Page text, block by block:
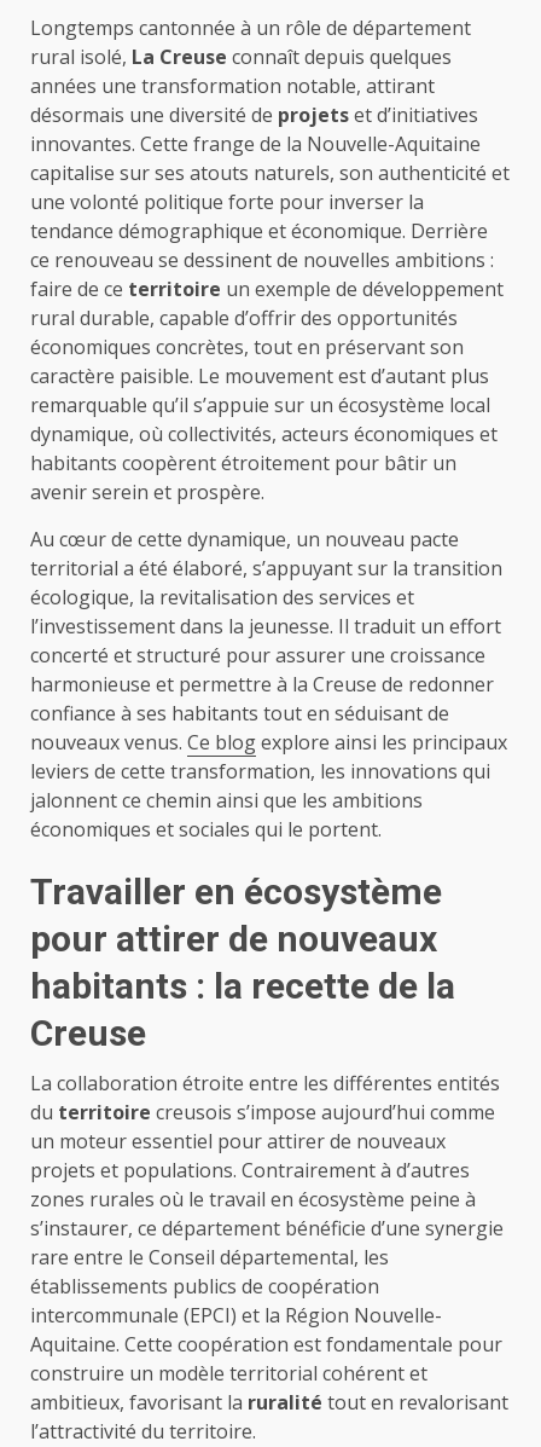
Longtemps cantonnée à un rôle de département
rural isolé, La Creuse connaît depuis quelques
années une transformation notable, attirant
désormais une diversité de projetset d’initiatives
innovantes. Cette frange de la Nouvelle-Aquitaine
capitalise sur ses atouts naturels, son authenticité et
une volonté politique forte pour inverser la
tendance démographique et économique. Derrière
ce renouveau se dessinent de nouvelles ambitions :
faire de ce territoire un exemple de développement
rural durable, capable d’offrir des opportunités
économiques concrètes, tout en préservant son
caractère paisible. Le mouvement est d’autant plus
remarquable qu’il s’appuie sur un écosystème local
dynamique, où collectivités, acteurs économiques et
habitants coopèrent étroitement pour bâtir un
avenir serein et prospère.
Au cœur de cette dynamique, un nouveau pacte
territorial a été élaboré, s’appuyant sur la transition
écologique, la revitalisation des services et
l’investissement dans la jeunesse. Il traduit un effort
concerté et structuré pour assurer une croissance
harmonieuse et permettre à la Creuse de redonner
confiance à ses habitants tout en séduisant de
nouveaux venus. Ce blogexplore ainsi les principaux
leviers de cette transformation, les innovations qui
jalonnent ce chemin ainsi que les ambitions
économiques et sociales qui le portent.
Travailler en écosystème
pour attirer de nouveaux
habitants : la recette de la
Creuse
La collaboration étroite entre les différentes entités
du territoire creusois s’impose aujourd’hui comme
un moteur essentiel pour attirer de nouveaux
projets et populations. Contrairement à d’autres
zones rurales où le travail en écosystème peine à
s’instaurer, ce département bénéficie d’une synergie
rare entre le Conseil départemental, les
établissements publics de coopération
intercommunale (EPCI) et la Région Nouvelle-
Aquitaine. Cette coopération est fondamentale pour
construire un modèle territorial cohérent et
ambitieux, favorisant la ruralité tout en revalorisant
l’attractivité du territoire.